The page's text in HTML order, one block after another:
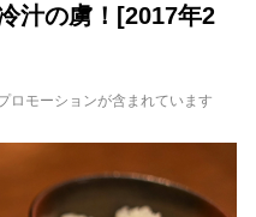
汁の虜！[2017年2
ロモーションが含まれています